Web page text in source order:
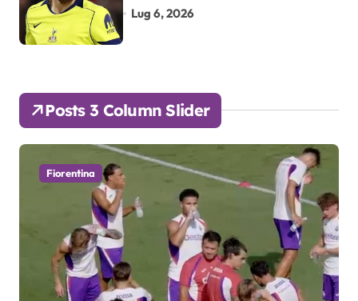
Lug 6, 2026
Posts 3 Column Slider
Fiorentina